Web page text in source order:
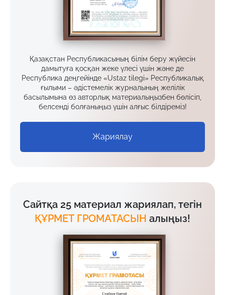
Қазақстан Республикасының білім беру жүйесін
дамытуға қосқан жеке үлесі үшін және де
Республика деңгейінде «Ustaz tilegi» Республикалық
ғылыми – әдістемелік журналының желілік
басылымына өз авторлық материалыңызбен бөлісіп,
белсенді болғаныңыз үшін алғыс білдіреміз!
Жариялау
Сайтқа 25 материал жариялап, тегін
ҚҰРМЕТ ГРОМАТАСЫН алыңыз!